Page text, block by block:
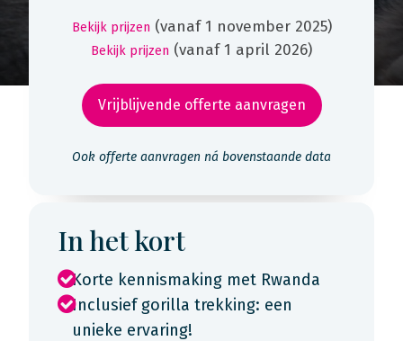
Bekijk prijzen (vanaf 1 november 2025)
Bekijk prijzen (vanaf 1 april 2026)
Vrijblijvende offerte aanvragen
Ook offerte aanvragen ná bovenstaande data
In het kort
Korte kennismaking met Rwanda
Inclusief gorilla trekking: een
unieke ervaring!